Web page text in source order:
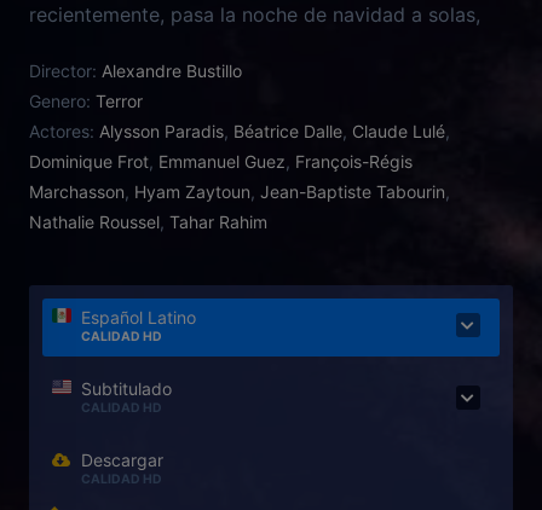
recientemente, pasa la noche de navidad a solas,
su bebé, cuando una extraña (Béatrice Dalle) se
presenta en su casa…
Director: Alexandre Bustillo
Genero: Terror
Actores: Alysson Paradis, Béatrice Dalle, Claude Lulé,
Dominique Frot, Emmanuel Guez, François-Régis
Marchasson, Hyam Zaytoun, Jean-Baptiste Tabourin,
Nathalie Roussel, Tahar Rahim
Español Latino
CALIDAD HD
Subtitulado
CALIDAD HD
Descargar
CALIDAD HD